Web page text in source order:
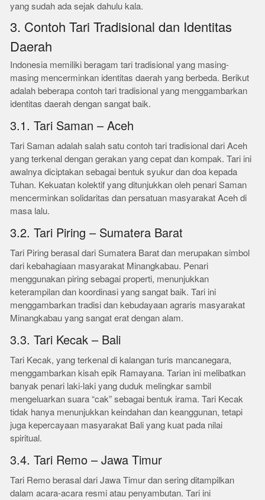
yang sudah ada sejak dahulu kala.
3. Contoh Tari Tradisional dan Identitas
Daerah
Indonesia memiliki beragam tari tradisional yang masing-
masing mencerminkan identitas daerah yang berbeda. Berikut
adalah beberapa contoh tari tradisional yang menggambarkan
identitas daerah dengan sangat baik.
3.1. Tari Saman – Aceh
Tari Saman adalah salah satu contoh tari tradisional dari Aceh
yang terkenal dengan gerakan yang cepat dan kompak. Tari ini
awalnya diciptakan sebagai bentuk syukur dan doa kepada
Tuhan. Kekuatan kolektif yang ditunjukkan oleh penari Saman
mencerminkan solidaritas dan persatuan masyarakat Aceh di
masa lalu.
3.2. Tari Piring – Sumatera Barat
Tari Piring berasal dari Sumatera Barat dan merupakan simbol
dari kebahagiaan masyarakat Minangkabau. Penari
menggunakan piring sebagai properti, menunjukkan
keterampilan dan koordinasi yang sangat baik. Tari ini
menggambarkan tradisi dan kebudayaan agraris masyarakat
Minangkabau yang sangat erat dengan alam.
3.3. Tari Kecak – Bali
Tari Kecak, yang terkenal di kalangan turis mancanegara,
menggambarkan kisah epik Ramayana. Tarian ini melibatkan
banyak penari laki-laki yang duduk melingkar sambil
mengeluarkan suara “cak” sebagai bentuk irama. Tari Kecak
tidak hanya menunjukkan keindahan dan keanggunan, tetapi
juga kepercayaan masyarakat Bali yang kuat pada nilai
spiritual.
3.4. Tari Remo – Jawa Timur
Tari Remo berasal dari Jawa Timur dan sering ditampilkan
dalam acara-acara resmi atau penyambutan. Tari ini